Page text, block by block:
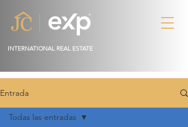
INTERNATIONAL REAL ESTATE
Entrada
Todas las entradas